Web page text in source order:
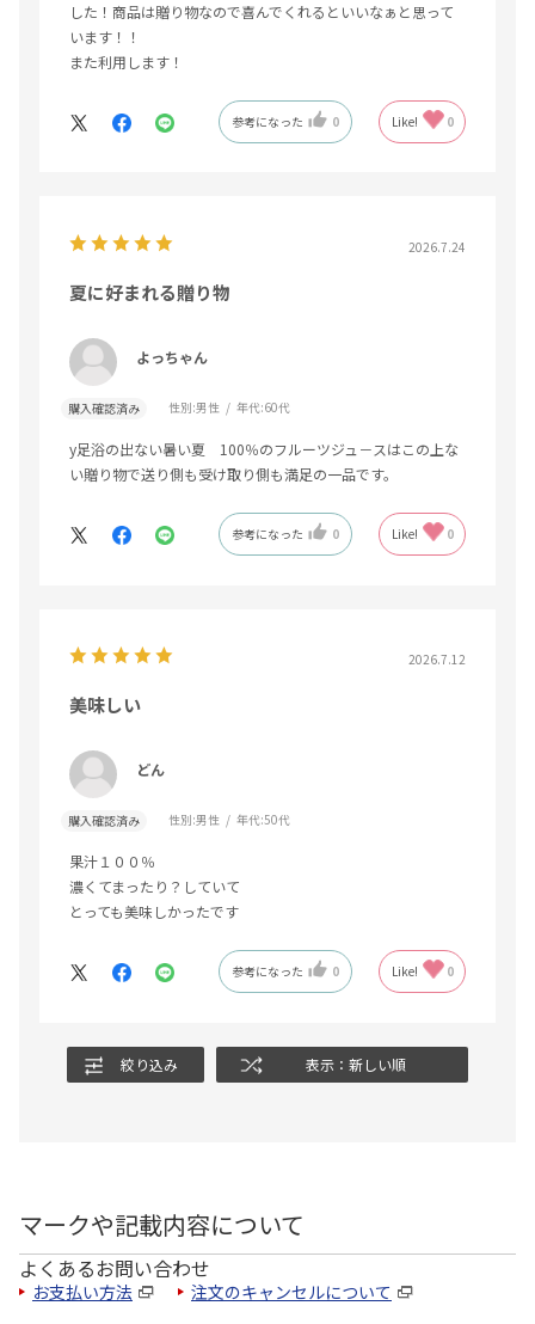
した！商品は贈り物なので喜んでくれるといいなぁと思って
います！！
また利用します！
参考になった 0 Like! 0
2026.7.24
夏に好まれる贈り物
よっちゃん
購入確認済み 性別:男性 年代:60代
y足浴の出ない暑い夏 100％のフルーツジュ－スはこの上な
い贈り物で送り側も受け取り側も満足の一品です。
参考になった 0 Like! 0
2026.7.12
美味しい
どん
購入確認済み 性別:男性 年代:50代
果汁１００％
濃くてまったり？していて
とっても美味しかったです
参考になった 0 Like! 0
絞り込み 表示：新しい順
マークや記載内容について
よくあるお問い合わせ
お支払い方法 注文のキャンセルについて